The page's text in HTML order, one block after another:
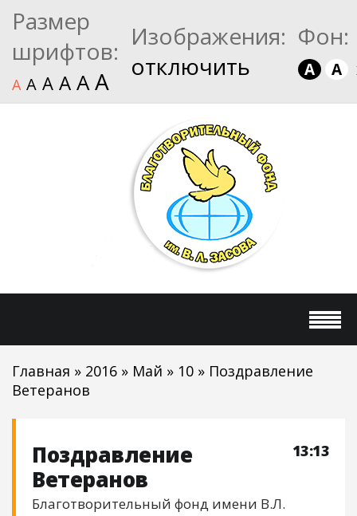
Размер
шрифтов:
A A A A AA
Изображения:
отключить
Фон:
A A
Главная » 2016 » Май » 10 » Поздравление
Ветеранов
13:13
Поздравление
Ветеранов
Благотворительный фонд имени В.Л.